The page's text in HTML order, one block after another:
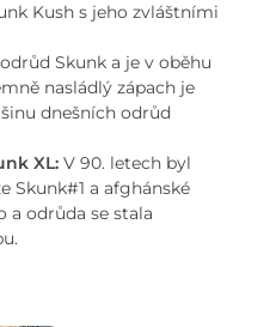
Kush s jeho zvláštními
Skunk a je v oběhu
nasládlý zápach je
dnešních odrůd
XL: V 90. letech byl
Skunk#1 a afghánské
a odrůda se stala